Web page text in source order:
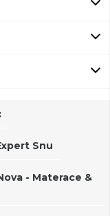
Snu
- Materace &